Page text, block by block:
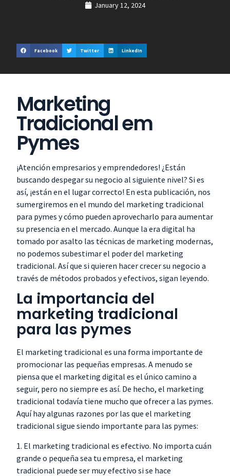
January 12, 2024
Facebook Twitter LinkedIn
Marketing
Tradicional em
Pymes
¡Atención empresarios y emprendedores! ¿Están
buscando despegar su negocio al siguiente nivel? Si es
así, ¡están en el lugar correcto! En esta publicación, nos
sumergiremos en el mundo del marketing tradicional
para pymes y cómo pueden aprovecharlo para aumentar
su presencia en el mercado. Aunque la era digital ha
tomado por asalto las técnicas de marketing modernas,
no podemos subestimar el poder del marketing
tradicional. Así que si quieren hacer crecer su negocio a
través de métodos probados y efectivos, sigan leyendo.
La importancia del
marketing tradicional
para las pymes
El marketing tradicional es una forma importante de
promocionar las pequeñas empresas. A menudo se
piensa que el marketing digital es el único camino a
seguir, pero no siempre es así. De hecho, el marketing
tradicional todavía tiene mucho que ofrecer a las pymes.
Aquí hay algunas razones por las que el marketing
tradicional sigue siendo importante para las pymes:
1. El marketing tradicional es efectivo. No importa cuán
grande o pequeña sea tu empresa, el marketing
tradicional puede ser muy efectivo si se hace